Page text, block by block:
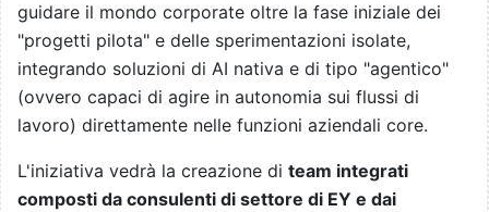
guidare il mondo corporate oltre la fase iniziale dei
"progetti pilota" e delle sperimentazioni isolate,
integrando soluzioni di AI nativa e di tipo "agentico"
(ovvero capaci di agire in autonomia sui flussi di
lavoro) direttamente nelle funzioni aziendali core.
L'iniziativa vedrà la creazione di team integrati
composti da consulenti di settore di EY e dai